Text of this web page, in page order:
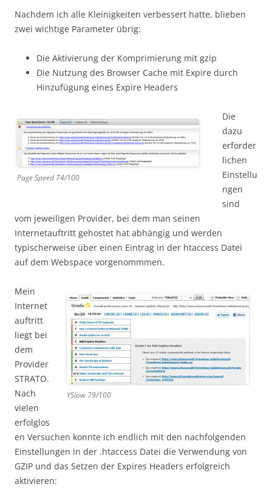
Nachdem ich alle Kleinigkeiten verbessert hatte, blieben
zwei wichtige Parameter übrig:
Die Aktivierung der Komprimierung mit gzip
Die Nutzung des Browser Cache mit Expire durch
Hinzufügung eines Expire Headers
Page Speed 74/100
Die
dazu
erforder
lichen
Einstellu
ngen
sind
vom jeweiligen Provider, bei dem man seinen
Internetauftritt gehostet hat abhängig und werden
typischerweise über einen Eintrag in der htaccess Datei
auf dem Webspace vorgenommmen.
YSlow 79/100
Mein
Internet
auftritt
liegt bei
dem
Provider
STRATO.
Nach
vielen
erfolglos
en Versuchen konnte ich endlich mit den nachfolgenden
Einstellungen in der .htaccess Datei die Verwendung von
GZIP und das Setzen der Expires Headers erfolgreich
aktivieren: